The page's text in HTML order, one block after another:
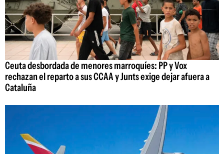
Ceuta desbordada de menores marroquíes: PP y Vox
rechazan el reparto a sus CCAA y Junts exige dejar afuera a
Cataluña